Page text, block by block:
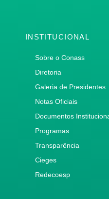
INSTITUCIONAL
Sobre o Conass
Diretoria
Galeria de Presidentes
Notas Oficiais
Documentos
Programas
Transparência
Cieges
Redecoesp